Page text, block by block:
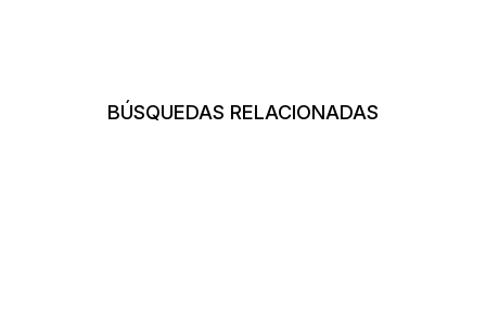
BÚSQUEDAS RELACIONADAS